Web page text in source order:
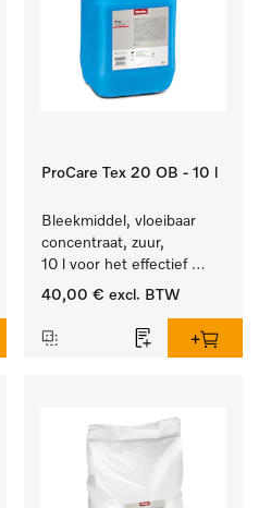
ProCare Tex 20 OB - 10 l
Bleekmiddel, vloeibaar
concentraat, zuur,
10 l voor het effectief
verwijderen van
40,00 € excl. BTW